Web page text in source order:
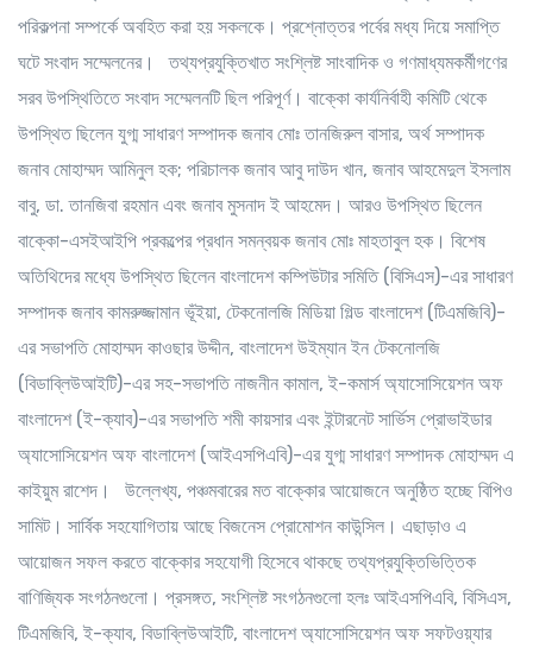
পরিকল্পনা সম্পর্কে অবহিত করা হয় সকলকে। প্রশ্নোত্তর পর্বের মধ্য দিয়ে সমাপ্তি
ঘটে সংবাদ সম্মেলনের। তথ্যপ্রযুক্তিখাত সংশ্লিষ্ট সাংবাদিক ও গণমাধ্যমকর্মীগণের
সরব উপস্থিতিতে সংবাদ সম্মেলনটি ছিল পরিপূর্ণ। বাক্কো কার্যনির্বাহী কমিটি থেকে
উপস্থিত ছিলেন যুগ্ম সাধারণ সম্পাদক জনাব মোঃ তানজিরুল বাসার, অর্থ সম্পাদক
জনাব মোহাম্মদ আমিনুল হক; পরিচালক জনাব আবু দাউদ খান, জনাব আহমেদুল ইসলাম
বাবু, ডা. তানজিবা রহমান এবং জনাব মুসনাদ ই আহমেদ। আরও উপস্থিত ছিলেন
বাক্কো-এসইআইপি প্রকল্পের প্রধান সমন্বয়ক জনাব মোঃ মাহতাবুল হক। বিশেষ
অতিথিদের মধ্যে উপস্থিত ছিলেন বাংলাদেশ কম্পিউটার সমিতি (বিসিএস)-এর সাধারণ
সম্পাদক জনাব কামরুজ্জামান ভূঁইয়া, টেকনোলজি মিডিয়া গিল্ড বাংলাদেশ (টিএমজিবি)-
এর সভাপতি মোহাম্মদ কাওছার উদ্দীন, বাংলাদেশ উইম্যান ইন টেকনোলজি
(বিডাব্লিউআইটি)-এর সহ-সভাপতি নাজনীন কামাল, ই-কমার্স অ্যাসোসিয়েশন অফ
বাংলাদেশ (ই-ক্যাব)-এর সভাপতি শমী কায়সার এবং ইন্টারনেট সার্ভিস প্রোভাইডার
অ্যাসোসিয়েশন অফ বাংলাদেশ (আইএসপিএবি)-এর যুগ্ম সাধারণ সম্পাদক মোহাম্মদ এ
কাইয়ুম রাশেদ। উল্লেখ্য, পঞ্চমবারের মত বাক্কোর আয়োজনে অনুষ্ঠিত হচ্ছে বিপিও
সামিট। সার্বিক সহযোগিতায় আছে বিজনেস প্রোমোশন কাউন্সিল। এছাড়াও এ
আয়োজন সফল করতে বাক্কোর সহযোগী হিসেবে থাকছে তথ্যপ্রযুক্তিভিত্তিক
বাণিজ্যিক সংগঠনগুলো। প্রসঙ্গত, সংশ্লিষ্ট সংগঠনগুলো হলঃ আইএসপিএবি, বিসিএস,
টিএমজিবি, ই-ক্যাব, বিডাব্লিউআইটি, বাংলাদেশ অ্যাসোসিয়েশন অফ সফটওয়্যার